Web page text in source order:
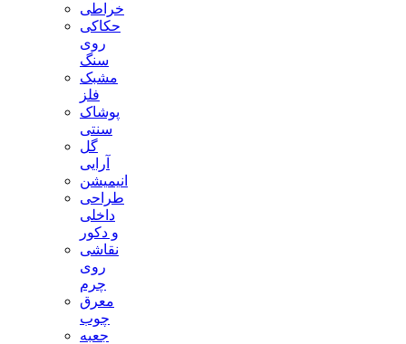
خراطی
حکاکی
روی
سنگ
مشبک
فلز
پوشاک
سنتی
گل
آرایی
انیمیشن
طراحی
داخلی
و دکور
نقاشی
روی
چرم
معرق
چوب
جعبه